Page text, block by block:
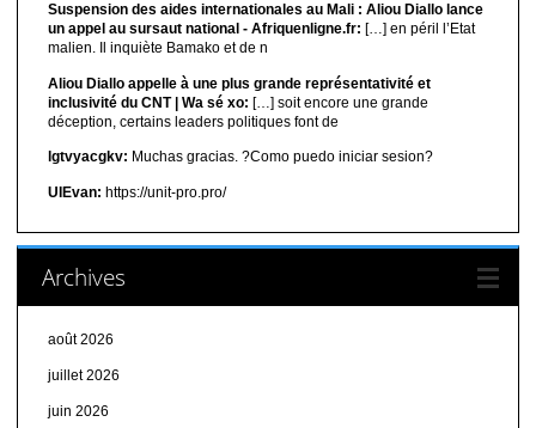
Suspension des aides internationales au Mali : Aliou Diallo lance
un appel au sursaut national - Afriquenligne.fr: […] en péril l’Etat
malien. Il inquiète Bamako et de n
Aliou Diallo appelle à une plus grande représentativité et
inclusivité du CNT | Wa sé xo: […] soit encore une grande
déception, certains leaders politiques font de
lgtvyacgkv: Muchas gracias. ?Como puedo iniciar sesion?
UIEvan: https://unit-pro.pro/
Archives
août 2026
juillet 2026
juin 2026